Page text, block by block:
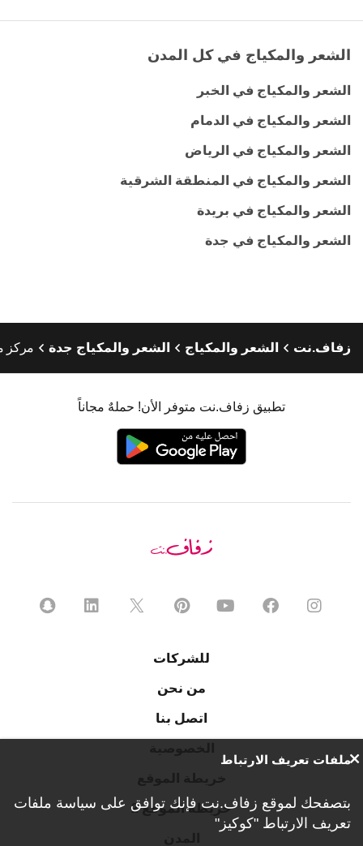
الشعر والمكياج في كل المدن
الشعر والمكياج في الخبر
الشعر والمكياج في الدمام
الشعر والمكياج في الرياض
الشعر والمكياج في المنطقة الشرقية
الشعر والمكياج في بريدة
الشعر والمكياج في جدة
زفاف.نت الشعر والمكياج الشعر والمكياج جدة مركز
تطبيق زفاف.نت متوفر الأن! حملهٌ مجاناً
للشركات
من نحن
اتصل بنا
خريطة الموقع 2
ملفات تعريف الارتباط
بتصفحك لموقع زفاف.نت فإنك توافق على سياسة ملفات
تعريف الارتباط "كوكيز"